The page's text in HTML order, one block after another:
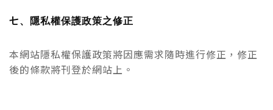
七、隱私權保護政策之修正
本網站隱私權保護政策將因應需求隨時進行修正，修正
後的條款將刊登於網站上。